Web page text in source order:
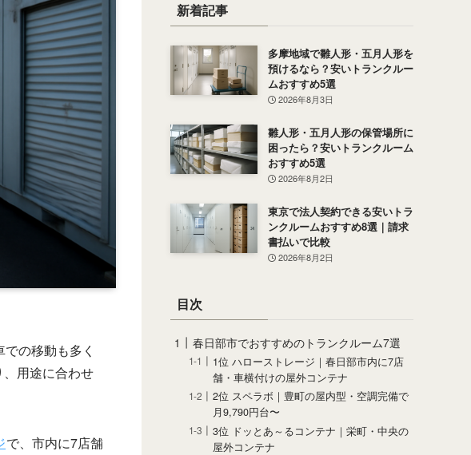
の移動も多く
用途に合わせ
で、市内に7店舗
新着記事
多摩地域で雛人形・五月人形を
預けるなら？安いトランクルー
ムおすすめ5選
2026年8月3日
雛人形・五月人形の保管場所に
困ったら？安いトランクルーム
おすすめ5選
2026年8月2日
東京で法人契約できる安いトラ
ンクルームおすすめ8選｜請求
書払いで比較
2026年8月2日
目次
春日部市でおすすめのトランクルーム7選
1位 ハローストレージ｜春日部市内に7店
舗・車横付けの屋外コンテナ
2位 スペラボ｜豊町の屋内型・空調完備で
月9,790円台〜
3位 ドッとあ～るコンテナ｜栄町・中央の
屋外コンテナ